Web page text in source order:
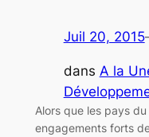
Juil 20, 2015
dans A la
Alors que les pays
engagements forts